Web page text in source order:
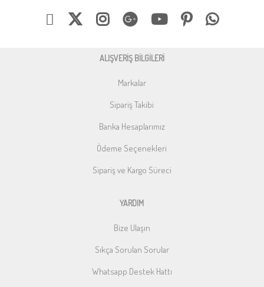
ALIŞVERİŞ BİLGİLERİ
Markalar
Sipariş Takibi
Banka Hesaplarımız
Ödeme Seçenekleri
Sipariş ve Kargo Süreci
YARDIM
Bize Ulaşın
Sıkça Sorulan Sorular
Whatsapp Destek Hattı